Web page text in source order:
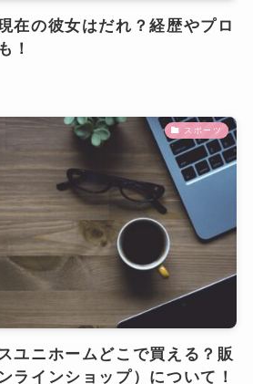
在の彼女はだれ？経歴やプロ
！
スポーツ
ユニホームどこで買える？販
ラインショップ）について！